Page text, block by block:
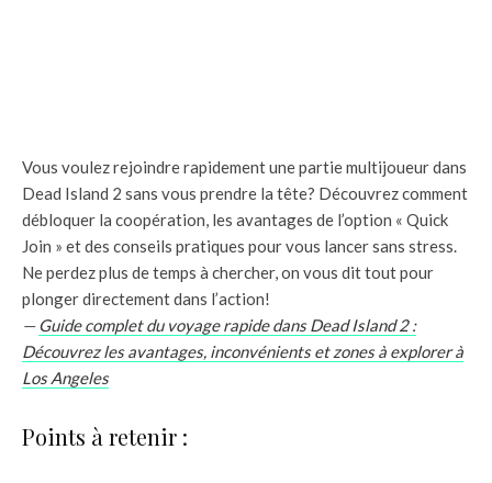
Vous voulez rejoindre rapidement une partie multijoueur dans
Dead Island 2 sans vous prendre la tête? Découvrez comment
débloquer la coopération, les avantages de l’option « Quick
Join » et des conseils pratiques pour vous lancer sans stress.
Ne perdez plus de temps à chercher, on vous dit tout pour
plonger directement dans l’action!
—Guide complet du voyage rapide dans Dead Island 2 :
Découvrez les avantages, inconvénients et zones à explorer à
Los Angeles
Points à retenir :